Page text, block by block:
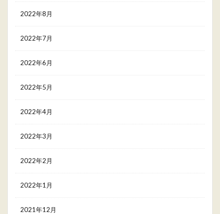
2022年8月
2022年7月
2022年6月
2022年5月
2022年4月
2022年3月
2022年2月
2022年1月
2021年12月